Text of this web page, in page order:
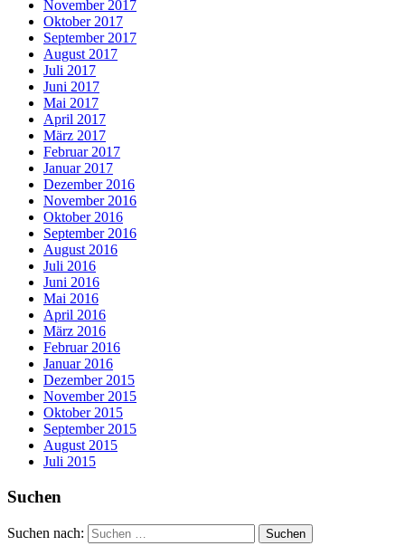
November 2017
Oktober 2017
September 2017
August 2017
Juli 2017
Juni 2017
Mai 2017
April 2017
März 2017
Februar 2017
Januar 2017
Dezember 2016
November 2016
Oktober 2016
September 2016
August 2016
Juli 2016
Juni 2016
Mai 2016
April 2016
März 2016
Februar 2016
Januar 2016
Dezember 2015
November 2015
Oktober 2015
September 2015
August 2015
Juli 2015
Suchen
Suchen nach: